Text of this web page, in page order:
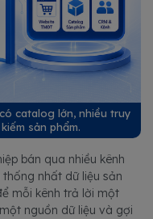
catalog lớn, nhiều truy
sản phẩm.
bán qua nhiều kênh
nhất dữ liệu sản
mỗi kênh trả lời một
nguồn dữ liệu và gợi